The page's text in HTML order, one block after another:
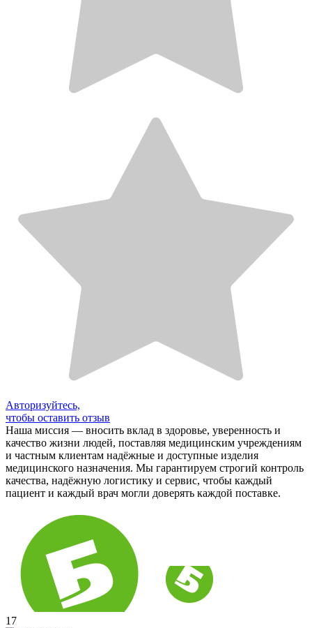
Авторизуйтесь,
чтобы оставить отзыв
Наша миссия — вносить вклад в здоровье, уверенность и
качество жизни людей, поставляя медицинским учреждениям
и частным клиентам надёжные и доступные изделия
медицинского назначения. Мы гарантируем строгий контроль
качества, надёжную логистику и сервис, чтобы каждый
пациент и каждый врач могли доверять каждой поставке.
17